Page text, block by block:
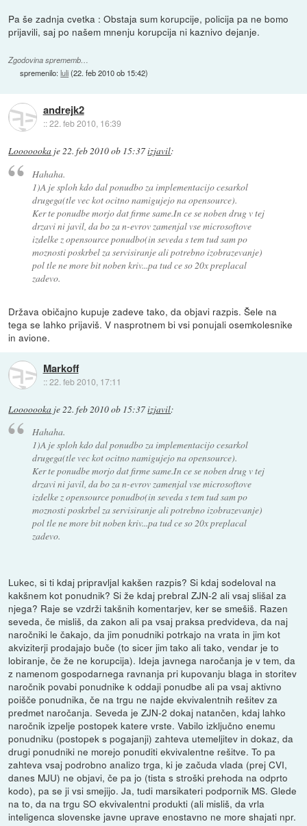
Pa še zadnja cvetka : Obstaja sum korupcije, policija pa ne bomo
prijavili, saj po našem mnenju korupcija ni kaznivo dejanje.
Zgodovina sprememb…
spremenilo:luli(22. feb 2010 ob 15:42)
andrejk2
::22. feb 2010, 16:39
Looooooka je22. feb 2010 ob 15:37izjavil:
Hahaha.
1)A je sploh kdo dal ponudbo za implementacijo cesarkol
drugega(tle vec kot ocitno namigujejo na opensource).
Ker te ponudbe morjo dat firme same.In ce se noben drug v tej
drzavi ni javil, da bo za n-evrov zamenjal vse microsoftove
izdelke z opensource ponudbo(in seveda s tem tud sam po
moznosti poskrbel za servisiranje ali potrebno izobrazevanje)
pol tle ne more bit noben kriv...pa tud ce so 20x preplacal
zadevo.
Država običajno kupuje zadeve tako, da objavi razpis. Šele na
tega se lahko prijaviš. V nasprotnem bi vsi ponujali osemkolesnike
in avione.
Markoff
::22. feb 2010, 17:11
Looooooka je 22. feb 2010 ob 15:37izjavil:
Hahaha.
1)A je sploh kdo dal ponudbo za implementacijo cesarkol
drugega(tle vec kot ocitno namigujejo na opensource).
Ker te ponudbe morjo dat firme same.In ce se noben drug v tej
drzavi ni javil, da bo za n-evrov zamenjal vse microsoftove
izdelke z opensource ponudbo(in seveda s tem tud sam po
moznosti poskrbel za servisiranje ali potrebno izobrazevanje)
pol tle ne more bit noben kriv...pa tud ce so 20x preplacal
zadevo.
Lukec, si ti kdaj pripravljal kakšen razpis? Si kdaj sodeloval na
kakšnem kot ponudnik? Si že kdaj prebral ZJN-2 ali vsaj slišal za
njega? Raje se vzdrži takšnih komentarjev, ker se smešiš. Razen
seveda, če misliš, da zakon ali pa vsaj praksa predvideva, da naj
naročniki le čakajo, da jim ponudniki potrkajo na vrata in jim kot
akviziterji prodajajo buče (to sicer jim tako ali tako, vendar je to
lobiranje, če že ne korupcija). Ideja javnega naročanja je v tem, da
z namenom gospodarnega ravnanja pri kupovanju blaga in storitev
naročnik povabi ponudnike k oddaji ponudbe ali pa vsaj aktivno
poišče ponudnika, če na trgu ne najde ekvivalentnih rešitev za
predmet naročanja. Seveda je ZJN-2 dokaj natančen, kdaj lahko
naročnik izpelje postopek katere vrste. Vabilo izključno enemu
ponudniku (postopek s pogajanji) zahteva utemeljitev in dokaz, da
drugi ponudniki ne morejo ponuditi ekvivalentne rešitve. To pa
zahteva vsaj podrobno analizo trga, ki je začuda vlada (prej CVI,
danes MJU) ne objavi, če pa jo (tista s stroški prehoda na odprto
kodo), pa se ji vsi smejijo. Ja, tudi marsikateri podpornik MS. Glede
na to, da na trgu SO ekvivalentni produkti (ali misliš, da vrla
inteligenca slovenske javne uprave enostavno ne more shajati npr.